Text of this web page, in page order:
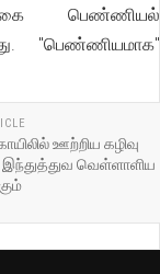
பெண்ணியல்
"பெண்ணியமாக"
ஊற்றிய கழிவு
இந்துத்துவ வெள்ளாளிய